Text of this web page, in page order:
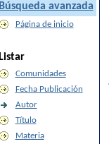
Búsqueda avanzada
Página de inicio
Listar
Comunidades
Fecha Publicación
Autor
Título
Materia